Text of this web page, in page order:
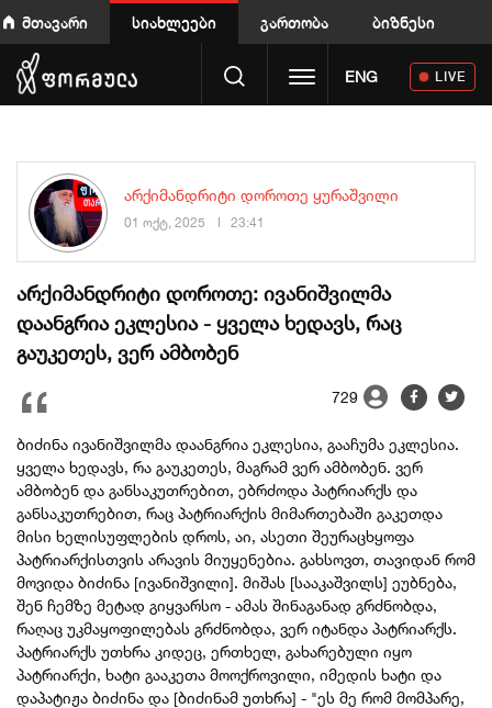
მთავარი სიახლეები გართობა ბიზნესი
Toggle navigation
ENG LIVE
არქიმანდრიტი დოროთე ყურაშვილი
01 ოქტ, 2025 23:41
არქიმანდრიტი დოროთე: ივანიშვილმა
დაანგრია ეკლესია - ყველა ხედავს, რაც
გაუკეთეს, ვერ ამბობენ
729
ბიძინა ივანიშვილმა დაანგრია ეკლესია, გააჩუმა ეკლესია.
ყველა ხედავს, რა გაუკეთეს, მაგრამ ვერ ამბობენ. ვერ
ამბობენ და განსაკუთრებით, ებრძოდა პატრიარქს და
განსაკუთრებით, რაც პატრიარქის მიმართებაში გაკეთდა
მისი ხელისუფლების დროს, აი, ასეთი შეურაცხყოფა
პატრიარქისთვის არავის მიუყენებია. გახსოვთ, თავიდან რომ
მოვიდა ბიძინა [ივანიშვილი]. მიშას [სააკაშვილს] ეუბნება,
შენ ჩემზე მეტად გიყვარსო - ამას შინაგანად გრძნობდა,
რაღაც უკმაყოფილებას გრძნობდა, ვერ იტანდა პატრიარქს.
პატრიარქს უთხრა კიდეც, ერთხელ, გახარებული იყო
პატრიარქი, ხატი გააკეთა მოოქროვილი, იმედის ხატი და
დაპატიჟა ბიძინა და [ბიძინამ უთხრა] - "ეს მე რომ მომპარე,